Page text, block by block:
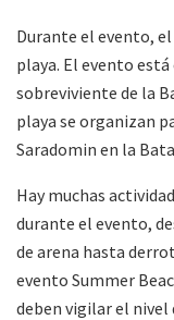
Durante el evento,
playa. El evento
sobreviviente de la
playa se organizan
Saradomin en la
Hay muchas
durante el evento,
de arena hasta
evento Summer
deben vigilar el nivel